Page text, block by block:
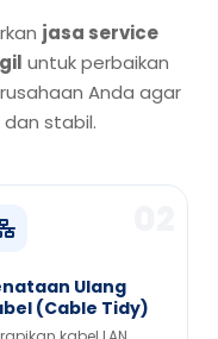
jasa service
untuk perbaikan
Anda agar
stabil.
Ulang
(Cable Tidy)